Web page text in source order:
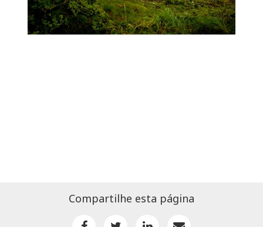
Compartilhe esta página